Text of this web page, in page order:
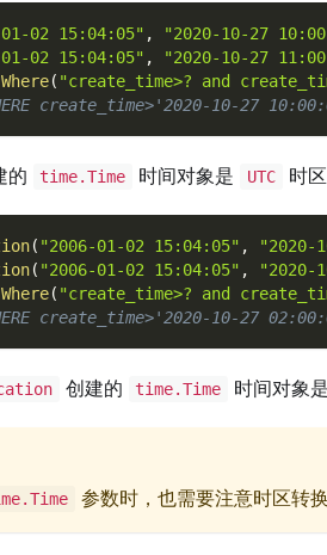
02 15:04:05" , "2020-10-27
02 15:04:05" , "2020-10-27
Where( "create_time>? and
create_time>'2020-10-27
的 time.Time 时间对象是 UTC 时
( "2006-01-02 15:04:05" , "2020-
( "2006-01-02 15:04:05" , "2020-
Where( "create_time>? and
create_time>'2020-10-27
创建的 time.Time 时间对象是
参数时，也需要注意时区转换